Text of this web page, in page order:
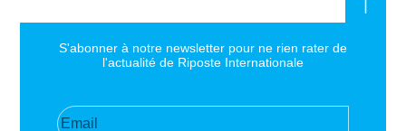
S'abonner à notre newsletter pour ne rien rater de
l'actualité de Riposte Internationale